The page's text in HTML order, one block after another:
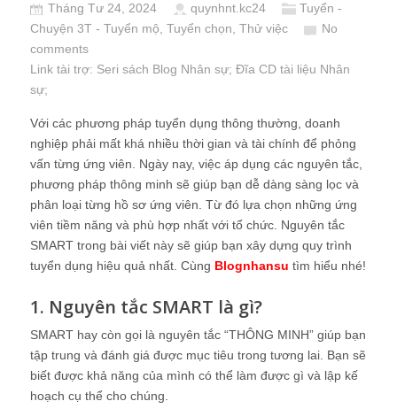
Tháng Tư 24, 2024 quynhnt.kc24
Tuyển -
Chuyện 3T - Tuyển mộ, Tuyển chọn, Thử việc
No
comments
Link tài trợ: Seri sách Blog Nhân sự; Đĩa CD tài liệu Nhân
sự;
Với các phương pháp tuyển dụng thông thường, doanh
nghiệp phải mất khá nhiều thời gian và tài chính để phỏng
vấn từng ứng viên. Ngày nay, việc áp dụng các nguyên tắc,
phương pháp thông minh sẽ giúp bạn dễ dàng sàng lọc và
phân loại từng hồ sơ ứng viên. Từ đó lựa chọn những ứng
viên tiềm năng và phù hợp nhất với tổ chức. Nguyên tắc
SMART trong bài viết này sẽ giúp bạn xây dựng quy trình
tuyển dụng hiệu quả nhất. Cùng Blognhansu tìm hiểu nhé!
1. Nguyên tắc SMART là gì?
SMART hay còn gọi là nguyên tắc “THÔNG MINH” giúp bạn
tập trung và đánh giá được mục tiêu trong tương lai. Bạn sẽ
biết được khả năng của mình có thể làm được gì và lập kế
hoạch cụ thể cho chúng.